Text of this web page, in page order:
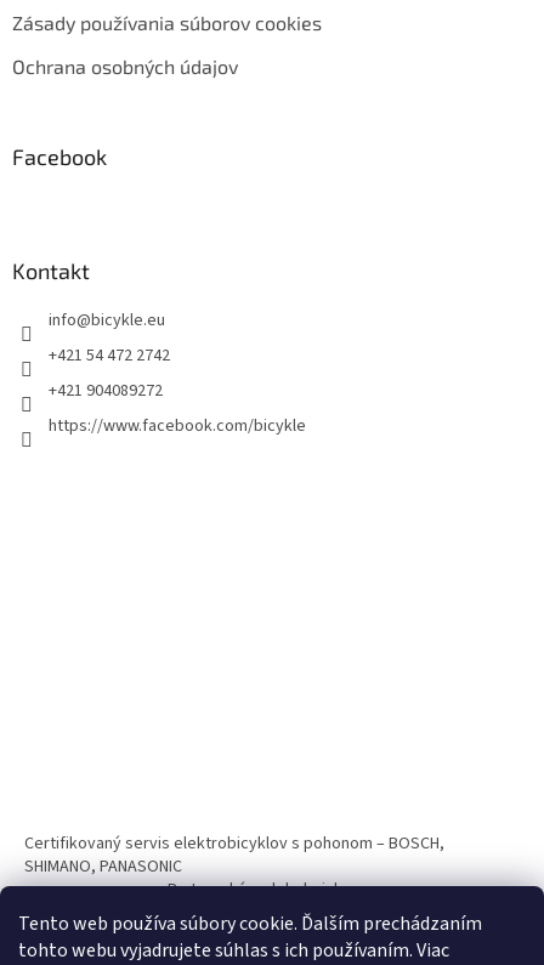
Tento web používa súbory cookie. Ďalším prechádzaním
tohto webu vyjadrujete súhlas s ich používaním. Viac
Zásady používania súborov cookies
Ochrana osobných údajov
Facebook
Kontakt
info@bicykle.eu
+421 54 472 2742
+421 904089272
https://www.facebook.com/bicykle
Certifikovaný servis elektrobicyklov s pohonom – BOSCH,
SHIMANO, PANASONIC
Partnerský web hokejshop.eu